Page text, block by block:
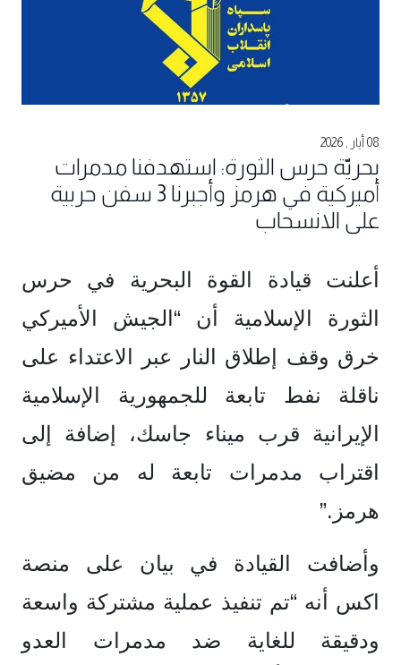
08 أيار , 2026
بحريّة حرس الثورة: استهدفنا مدمرات
أميركية في هرمز وأجبرنا 3 سفن حربية
على الانسحاب
أعلنت قيادة القوة البحرية في حرس
الثورة الإسلامية أن “الجيش الأميركي
خرق وقف إطلاق النار عبر الاعتداء على
ناقلة نفط تابعة للجمهورية الإسلامية
الإيرانية قرب ميناء جاسك، إضافة إلى
اقتراب مدمرات تابعة له من مضيق
هرمز.”
وأضافت القيادة في بيان على منصة
اكس أنه “تم تنفيذ عملية مشتركة واسعة
ودقيقة للغاية ضد مدمرات العدو